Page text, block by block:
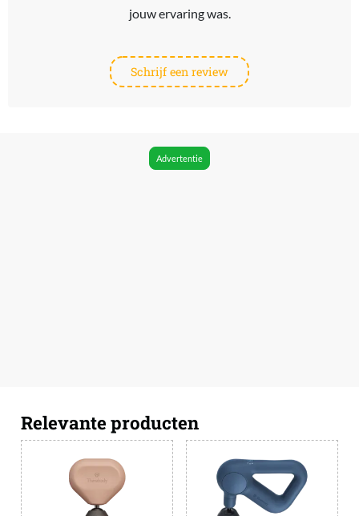
jouw ervaring was.
Schrijf een review
Advertentie
Relevante producten